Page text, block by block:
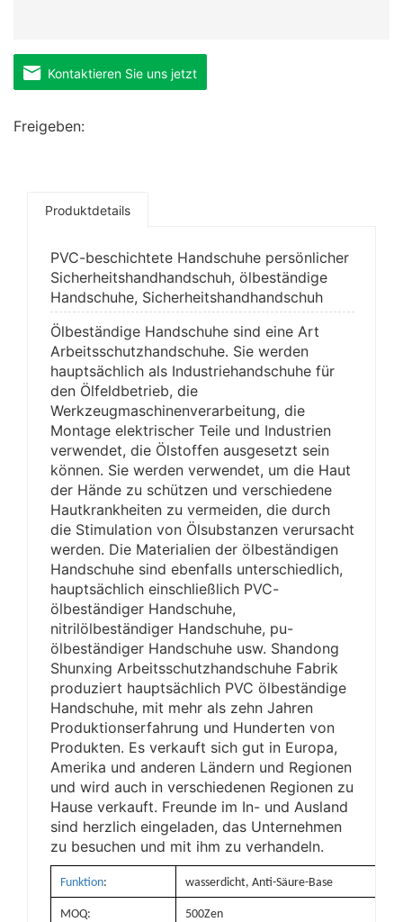
Kontaktieren Sie uns jetzt
Freigeben:
Produktdetails
PVC-beschichtete Handschuhe persönlicher
Sicherheitshandhandschuh, ölbeständige
Handschuhe, Sicherheitshandhandschuh
Ölbeständige Handschuhe sind eine Art
Arbeitsschutzhandschuhe. Sie werden
hauptsächlich als Industriehandschuhe für
den Ölfeldbetrieb, die
Werkzeugmaschinenverarbeitung, die
Montage elektrischer Teile und Industrien
verwendet, die Ölstoffen ausgesetzt sein
können. Sie werden verwendet, um die Haut
der Hände zu schützen und verschiedene
Hautkrankheiten zu vermeiden, die durch
die Stimulation von Ölsubstanzen verursacht
werden. Die Materialien der ölbeständigen
Handschuhe sind ebenfalls unterschiedlich,
hauptsächlich einschließlich PVC-
ölbeständiger Handschuhe,
nitrilölbeständiger Handschuhe, pu-
ölbeständiger Handschuhe usw. Shandong
Shunxing Arbeitsschutzhandschuhe Fabrik
produziert hauptsächlich PVC ölbeständige
Handschuhe, mit mehr als zehn Jahren
Produktionserfahrung und Hunderten von
Produkten. Es verkauft sich gut in Europa,
Amerika und anderen Ländern und Regionen
und wird auch in verschiedenen Regionen zu
Hause verkauft. Freunde im In- und Ausland
sind herzlich eingeladen, das Unternehmen
zu besuchen und mit ihm zu verhandeln.
Funktion: wasserdicht, Anti-Säure-Base
MOQ: 500Zen